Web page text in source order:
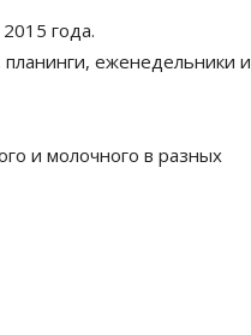
года.
еженедельники и
и молочного в разных